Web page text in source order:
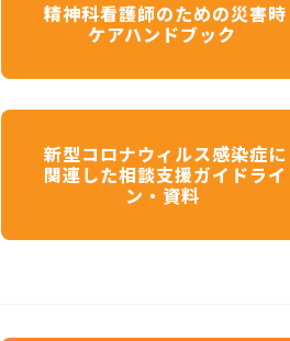
精神科看護師のための災害時
ケアハンドブック
新型コロナウィルス感染症に
関連した相談支援ガイドライ
ン・資料